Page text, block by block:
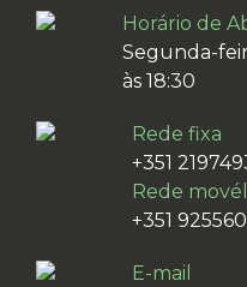
Horário de
Segunda-
às 18:30
Rede fixa
+351
Rede movél
+351
E-mail